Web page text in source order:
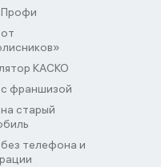
КАСКО
франшизой
старый
телефона и